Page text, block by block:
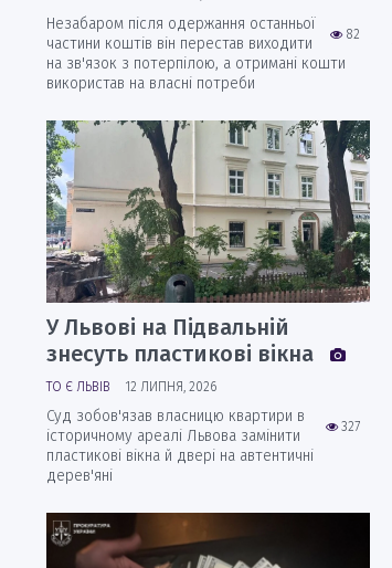
82
Незабаром після одержання останньої
частини коштів він перестав виходити
на зв'язок з потерпілою, а отримані кошти
використав на власні потреби
У Львові на Підвальній
знесуть пластикові вікна
ТО Є ЛЬВІВ 12 ЛИПНЯ, 2026
327
Суд зобов'язав власницю квартири в
історичному ареалі Львова замінити
пластикові вікна й двері на автентичні
дерев'яні